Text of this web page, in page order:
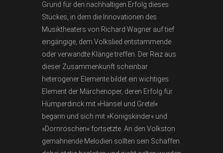
Grund für den nachhaltigen Erfolg dieses
Stückes, in dem die Innovationen des
Musiktheaters von Richard Wagner auf tief
eingängige, dem Volkslied entstammende
oder verwandte Klänge treffen. Der Reiz aus
dieser Zusammenkunft scheinbar
heterogener Elemente bildet ein wichtiges
Element der Märchenoper, deren Erfolg für
Humperdinck mit »Hänsel und Gretel«
begann und sich mit »Königskinder« und
»Dornröschen« fortsetzte. An den Volkston
gemahnende Melodien sollten sein Schaffen